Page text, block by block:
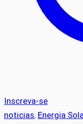
Inscreva-se
noticias, Energia